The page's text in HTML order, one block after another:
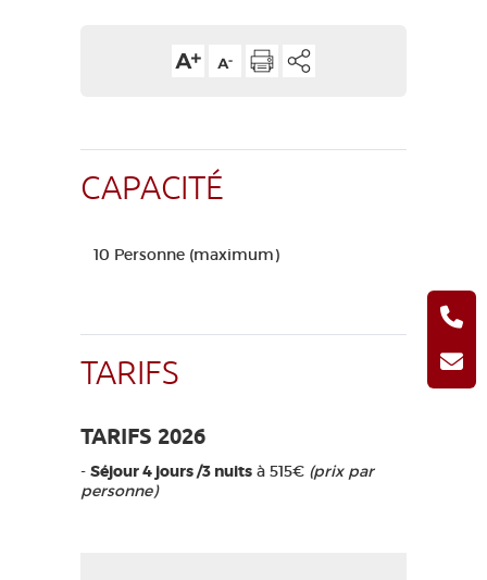
CAPACITÉ
10 Personne (maximum)
TARIFS
TARIFS 2026
- Séjour 4 jours /3 nuits à 515€ (prix par
personne)